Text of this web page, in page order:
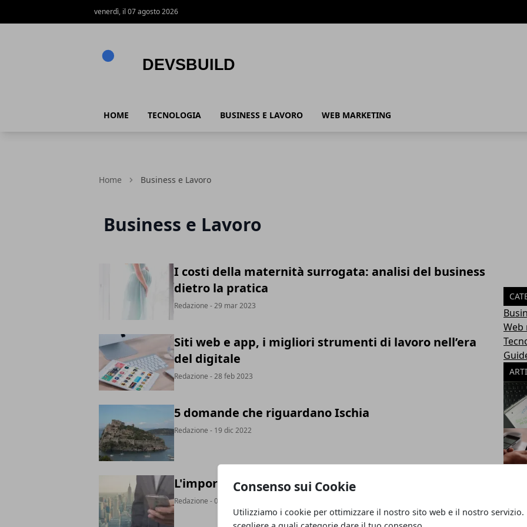
Consenso sui Cookie
Utilizziamo i cookie per ottimizzare il nostro sito web e il nostro servizio.
venerdì, il 07 agosto 2026
HOME TECNOLOGIA BUSINESS E LAVORO WEB MARKETING
Home Business e Lavoro
Business e Lavoro
I costi della maternità surrogata: analisi del business
dietro la pratica
Redazione - 29 mar 2023
Siti web e app, i migliori strumenti di lavoro nell’era
del digitale
Redazione - 28 feb 2023
5 domande che riguardano Ischia
Redazione - 19 dic 2022
L'importanza del Marketing nell'Ambito b2b
Redazione - 06 dic 2022